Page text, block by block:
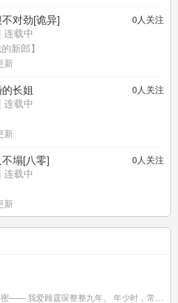
0人关注
对劲[诡异]
| 连载中
新郎】
新
0人关注
长姐
| 连载中
新
0人关注
塌[八零]
| 连载中
新
—— 我爱顾霆琛整整九年。 年少时，常尾随